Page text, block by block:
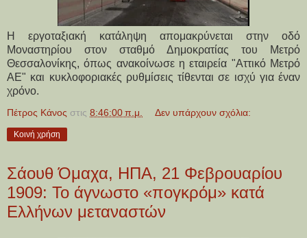
Η εργοταξιακή κατάληψη απομακρύνεται στην οδό
Μοναστηρίου στον σταθμό Δημοκρατίας του Μετρό
Θεσσαλονίκης, όπως ανακοίνωσε η εταιρεία "Αττικό Μετρό
ΑΕ" και κυκλοφοριακές ρυθμίσεις τίθενται σε ισχύ για έναν
χρόνο.
Πέτρος Κάνος στις 8:46:00 π.μ. Δεν υπάρχουν σχόλια:
Κοινή χρήση
Σάουθ Όμαχα, ΗΠΑ, 21 Φεβρουαρίου
1909: Το άγνωστο «πογκρόμ» κατά
Ελλήνων μεταναστών